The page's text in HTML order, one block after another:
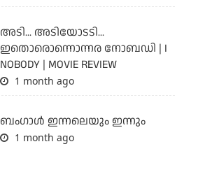
അടി... അടിയോടടി...
ഇതൊരൊന്നൊന്നര നോബഡി | I
NOBODY | MOVIE REVIEW
1 month ago
ബംഗാള്‍ ഇന്നലെയും ഇന്നും
1 month ago